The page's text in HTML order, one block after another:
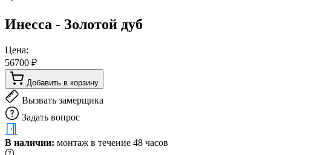
Инесса - Золотой дуб
Цена:
56700 ₽
Добавить в корзину
Вызвать замерщика
Задать вопрос
В наличии: монтаж в течение 48 часов